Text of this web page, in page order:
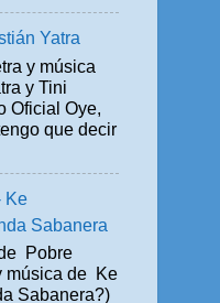
Yatra
y música
y Tini
Oficial Oye,
que decir
Ke
Sabanera
Pobre
música de Ke
Sabanera?)